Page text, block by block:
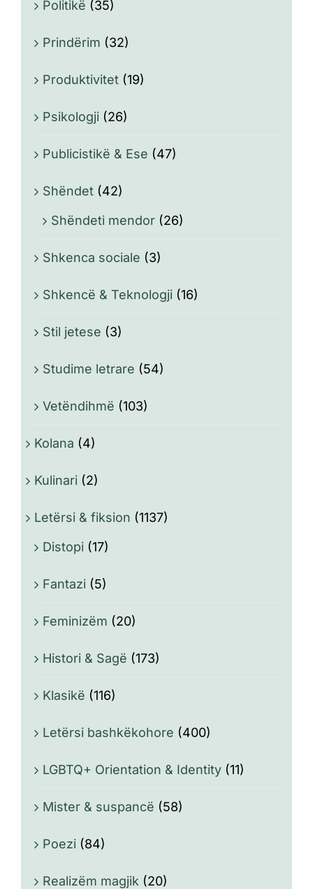
Politikë (35)
Prindërim (32)
Produktivitet (19)
Psikologji (26)
Publicistikë & Ese (47)
Shëndet (42)
Shëndeti mendor (26)
Shkenca sociale (3)
Shkencë & Teknologji (16)
Stil jetese (3)
Studime letrare (54)
Vetëndihmë (103)
Kolana (4)
Kulinari (2)
Letërsi & fiksion (1137)
Distopi (17)
Fantazi (5)
Feminizëm (20)
Histori & Sagë (173)
Klasikë (116)
Letërsi bashkëkohore (400)
LGBTQ+ Orientation & Identity (11)
Mister & suspancë (58)
Poezi (84)
Realizëm magjik (20)